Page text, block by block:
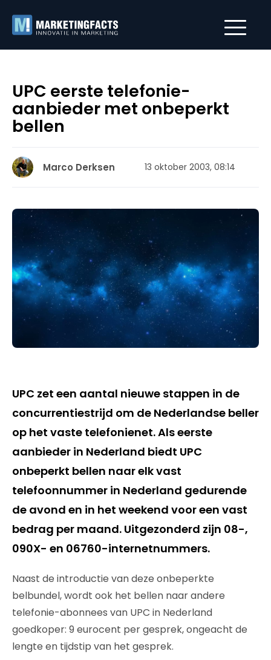
UPC eerste telefonie-
aanbieder met onbeperkt
bellen
Marco Derksen 13 oktober 2003, 08:14
UPC zet een aantal nieuwe stappen in de
concurrentiestrijd om de Nederlandse beller
op het vaste telefonienet. Als eerste
aanbieder in Nederland biedt UPC
onbeperkt bellen naar elk vast
telefoonnummer in Nederland gedurende
de avond en in het weekend voor een vast
bedrag per maand. Uitgezonderd zijn 08-,
090X- en 06760-internetnummers.
Naast de introductie van deze onbeperkte
belbundel, wordt ook het bellen naar andere
telefonie-abonnees van UPC in Nederland
goedkoper: 9 eurocent per gesprek, ongeacht de
lengte en tijdstip van het gesprek.